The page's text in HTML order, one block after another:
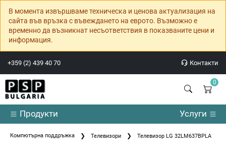
В момента извършваме техническа и ценова актуализация на
сайта във връзка с въвеждането на еврото. Възможно е
временно да възникнат несъответствия в показваните цени и
информация.
+359 (2) 439 40 70 Контакти
0
Продукти Услуги
Компютърна поддръжка Телевизори Телевизор LG 32LM637BPLA